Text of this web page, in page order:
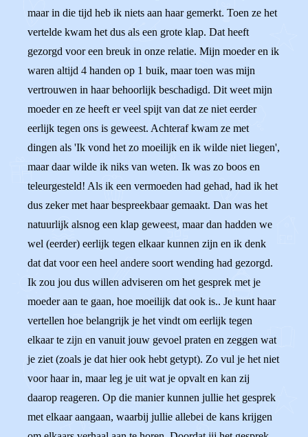
maar in die tijd heb ik niets aan haar gemerkt. Toen ze het
vertelde kwam het dus als een grote klap. Dat heeft
gezorgd voor een breuk in onze relatie. Mijn moeder en ik
waren altijd 4 handen op 1 buik, maar toen was mijn
vertrouwen in haar behoorlijk beschadigd. Dit weet mijn
moeder en ze heeft er veel spijt van dat ze niet eerder
eerlijk tegen ons is geweest. Achteraf kwam ze met
dingen als 'Ik vond het zo moeilijk en ik wilde niet liegen',
maar daar wilde ik niks van weten. Ik was zo boos en
teleurgesteld! Als ik een vermoeden had gehad, had ik het
dus zeker met haar bespreekbaar gemaakt. Dan was het
natuurlijk alsnog een klap geweest, maar dan hadden we
wel (eerder) eerlijk tegen elkaar kunnen zijn en ik denk
dat dat voor een heel andere soort wending had gezorgd.
Ik zou jou dus willen adviseren om het gesprek met je
moeder aan te gaan, hoe moeilijk dat ook is.. Je kunt haar
vertellen hoe belangrijk je het vindt om eerlijk tegen
elkaar te zijn en vanuit jouw gevoel praten en zeggen wat
je ziet (zoals je dat hier ook hebt getypt). Zo vul je het niet
voor haar in, maar leg je uit wat je opvalt en kan zij
daarop reageren. Op die manier kunnen jullie het gesprek
met elkaar aangaan, waarbij jullie allebei de kans krijgen